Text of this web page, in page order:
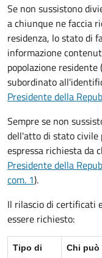
Se non sussistono
a chiunque ne faccia
residenza, lo stato di
informazione
popolazione
subordinato
Presidente della
Sempre se non
dell'atto di stato civile
espressa richiesta da
Presidente della
com. 1).
Il rilascio di certificati
essere richiesto:
Tipo di
Chi può